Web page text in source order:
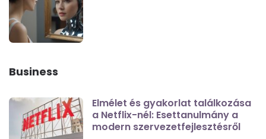
Business
Elmélet és gyakorlat találkozása
a Netflix-nél: Esettanulmány a
modern szervezetfejlesztésről